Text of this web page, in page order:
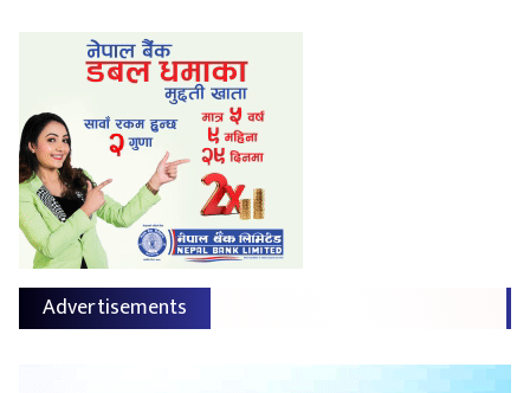
Advertisements